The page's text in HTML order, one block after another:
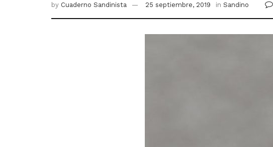
by Cuaderno Sandinista 25 septiembre, 2019 in Sandino